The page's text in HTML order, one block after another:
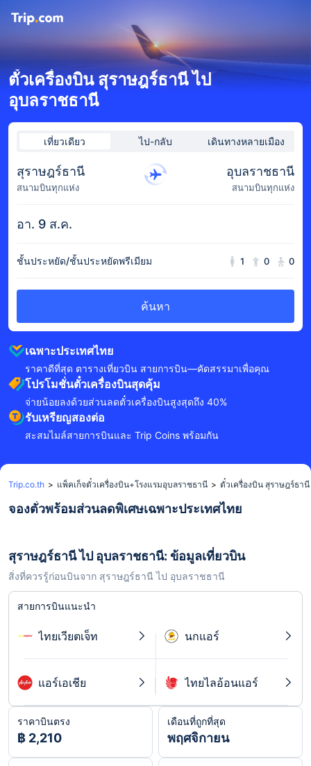
ตั๋วเครื่องบิน สุราษฎร์ธานี ไป
อุบลราชธานี
เที่ยวเดียว ไป-กลับ เดินทางหลายเมือง
สุราษฎร์ธานี
สนามบินทุกแห่ง
อุบลราชธานี
สนามบินทุกแห่ง
อา. 9 ส.ค.
ชั้นประหยัด/ชั้นประหยัดพรีเมียม 1 0 0
ค้นหา
เฉพาะประเทศไทย
ราคาดีที่สุด ตารางเที่ยวบิน สายการบิน—คัดสรรมาเพื่อคุณ
โปรโมชั่นตั๋วเครื่องบินสุดคุ้ม
จ่ายน้อยลงด้วยส่วนลดตั๋วเครื่องบินสูงสุดถึง 40%
รับเหรียญสองต่อ
สะสมไมล์สายการบินและ Trip Coins พร้อมกัน
Trip.co.th > แพ็คเก็จตั๋วเครื่องบิน+โรงแรมอุบลราชธานี > ตั๋วเครื่องบิน สุราษฎร์ธา
จองตั๋วพร้อมส่วนลดพิเศษเฉพาะประเทศไทย
สุราษฎร์ธานี ไป อุบลราชธานี: ข้อมูลเที่ยวบิน
สิ่งที่ควรรู้ก่อนบินจาก สุราษฎร์ธานี ไป อุบลราชธานี
สายการบินแนะนำ
ไทยเวียตเจ็ท นกแอร์
แอร์เอเชีย ไทยไลอ้อนแอร์
ราคาบินตรง
฿ 2,210
เดือนที่ถูกที่สุด
พฤศจิกายน